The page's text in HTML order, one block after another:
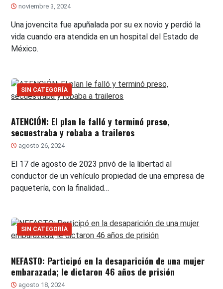
noviembre 3, 2024
Una jovencita fue apuñalada por su ex novio y perdió la
vida cuando era atendida en un hospital del Estado de
México.
SIN CATEGORÍA
ATENCIÓN: El plan le falló y terminó preso,
secuestraba y robaba a traileros
agosto 26, 2024
El 17 de agosto de 2023 privó de la libertad al
conductor de un vehículo propiedad de una empresa de
paquetería, con la finalidad…
SIN CATEGORÍA
NEFASTO: Participó en la desaparición de una mujer
embarazada; le dictaron 46 años de prisión
agosto 18, 2024